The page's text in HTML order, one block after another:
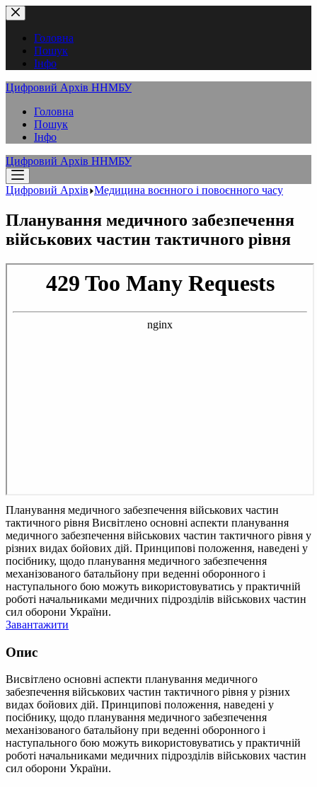
Перейти
до
вмістуГоловна
Пошук
Інфо
Цифровий Архів ННМБУ
Головна
Пошук
Інфо
Цифровий Архів ННМБУ
Цифровий Архів Медицина воєнного і повоєнного часу
Планування медичного забезпечення
військових частин тактичного рівня
Планування медичного забезпечення військових частин
тактичного рівня Висвітлено основні аспекти планування
медичного забезпечення військових частин тактичного рівня у
різних видах бойових дій. Принципові положення, наведені у
посібнику, щодо планування медичного забезпечення
механізованого батальйону при веденні оборонного і
наступального бою можуть використовуватись у практичній
роботі начальниками медичних підрозділів військових частин
сил оборони України.
Завантажити
Опис
Висвітлено основні аспекти планування медичного
забезпечення військових частин тактичного рівня у різних
видах бойових дій. Принципові положення, наведені у
посібнику, щодо планування медичного забезпечення
механізованого батальйону при веденні оборонного і
наступального бою можуть використовуватись у практичній
роботі начальниками медичних підрозділів військових частин
сил оборони України.